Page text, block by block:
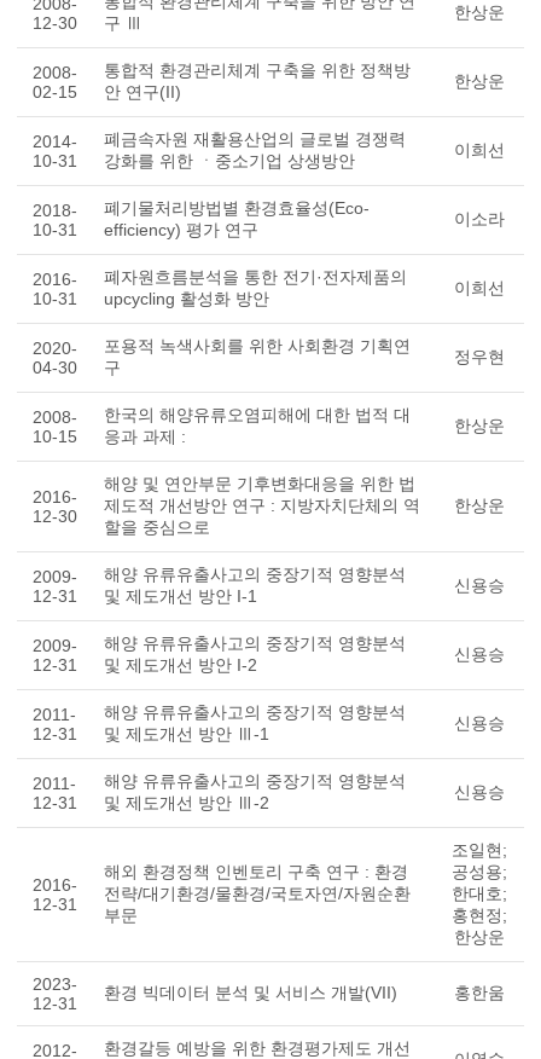
12-30
구 Ⅲ
한상운
2008-
02-15
통합적 환경관리체계 구축을 위한 정책방
안 연구(II)
한상운
2014-
10-31
폐금속자원 재활용산업의 글로벌 경쟁력
강화를 위한 ㆍ중소기업 상생방안
이희선
2018-
10-31
폐기물처리방법별 환경효율성(Eco-
efficiency) 평가 연구
이소라
2016-
10-31
폐자원흐름분석을 통한 전기·전자제품의
upcycling 활성화 방안
이희선
2020-
04-30
포용적 녹색사회를 위한 사회환경 기획연
구
정우현
2008-
10-15
한국의 해양유류오염피해에 대한 법적 대
응과 과제 :
한상운
2016-
12-30
해양 및 연안부문 기후변화대응을 위한 법
제도적 개선방안 연구 : 지방자치단체의 역
할을 중심으로
한상운
2009-
12-31
해양 유류유출사고의 중장기적 영향분석
및 제도개선 방안 I-1
신용승
2009-
12-31
해양 유류유출사고의 중장기적 영향분석
및 제도개선 방안 I-2
신용승
2011-
12-31
해양 유류유출사고의 중장기적 영향분석
및 제도개선 방안 Ⅲ-1
신용승
2011-
12-31
해양 유류유출사고의 중장기적 영향분석
및 제도개선 방안 Ⅲ-2
신용승
2016-
12-31
해외 환경정책 인벤토리 구축 연구 : 환경
전략/대기환경/물환경/국토자연/자원순환
부문
조일현;
공성용;
한대호;
홍현정;
한상운
2023-
12-31
환경 빅데이터 분석 및 서비스 개발(VII) 홍한움
2012- 환경갈등 예방을 위한 환경평가제도 개선